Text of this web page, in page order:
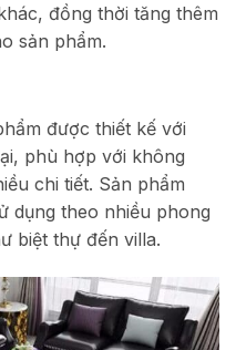
đồng thời tăng thêm
sản phẩm.
được thiết kế với
phù hợp với không
chi tiết. Sản phẩm
dụng theo nhiều phong
biệt thự đến villa.